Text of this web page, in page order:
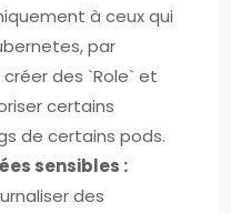
à ceux qui
par
des `Role` et
certains
de certains pods.
sensibles :
des